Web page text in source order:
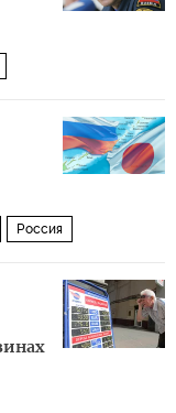
Россия